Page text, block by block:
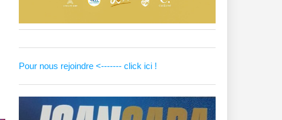
Pour nous rejoindre <------- click ici !